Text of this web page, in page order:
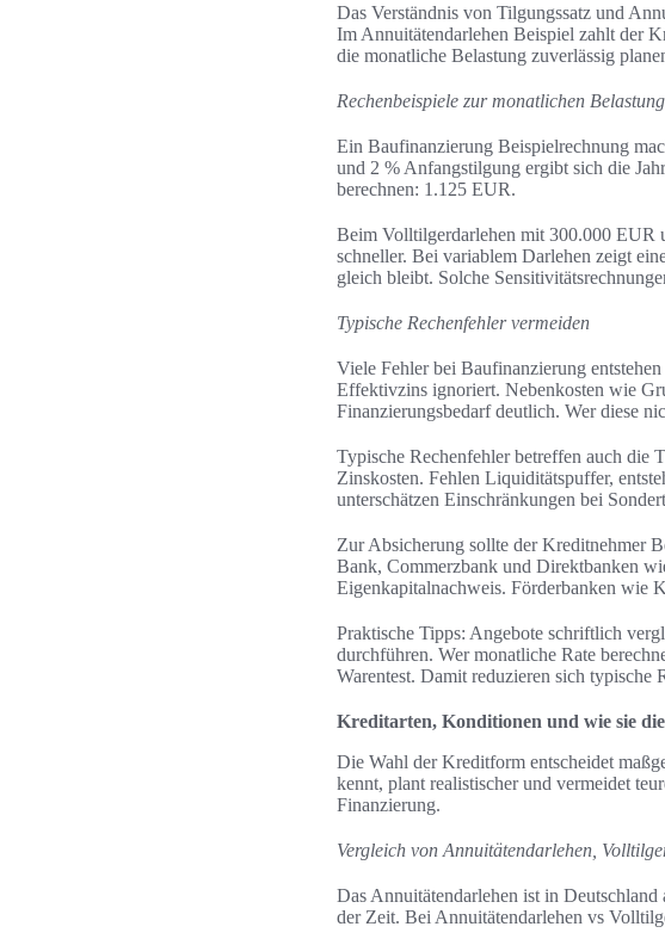
Das Verständnis von Tilgungssatz und
Im Annuitätendarlehen Beispiel zahlt der
die monatliche Belastung zuverlässig
Rechenbeispiele zur monatlichen Belastung
Ein Baufinanzierung Beispielrechnung
und 2 % Anfangstilgung ergibt sich die
berechnen: 1.125 EUR.
Beim Volltilgerdarlehen mit 300.000 EUR
schneller. Bei variablem Darlehen zeigt
gleich bleibt. Solche
Typische Rechenfehler vermeiden
Viele Fehler bei Baufinanzierung
Effektivzins ignoriert. Nebenkosten wie
Finanzierungsbedarf deutlich. Wer diese
Typische Rechenfehler betreffen auch
Zinskosten. Fehlen Liquiditätspuffer,
unterschätzen Einschränkungen bei
Zur Absicherung sollte der Kreditnehmer
Bank, Commerzbank und Direktbanken
Eigenkapitalnachweis. Förderbanken wie
Praktische Tipps: Angebote schriftlich
durchführen. Wer monatliche Rate
Warentest. Damit reduzieren sich typische
Kreditarten, Konditionen und wie sie
Die Wahl der Kreditform entscheidet
kennt, plant realistischer und vermeidet
Finanzierung.
Vergleich von Annuitätendarlehen,
Das Annuitätendarlehen ist in
der Zeit. Bei Annuitätendarlehen vs